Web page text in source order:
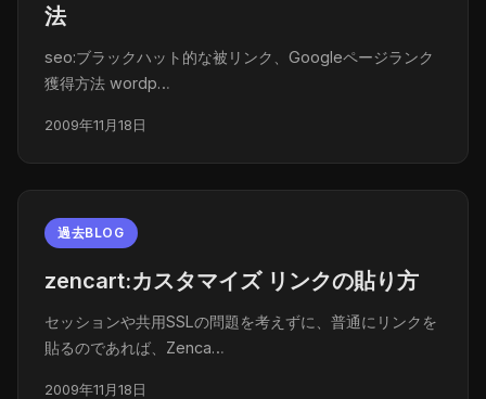
法
seo:ブラックハット的な被リンク、Googleページランク
獲得方法 wordp…
2009年11月18日
過去BLOG
zencart:カスタマイズ リンクの貼り方
セッションや共用SSLの問題を考えずに、普通にリンクを
貼るのであれば、Zenca…
2009年11月18日